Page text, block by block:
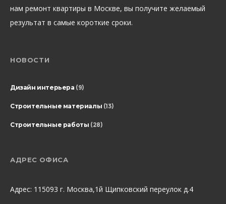
нам ремонт квартиры в Москве, вы получите желаемый
результат в самые короткие сроки.
НОВОСТИ
Дизайн интерьера (9)
Строительные материалы (13)
Строительные работы (28)
АДРЕС ОФИСА
Адрес: 115093 г. Москва,1й Щипковский переулок д.4